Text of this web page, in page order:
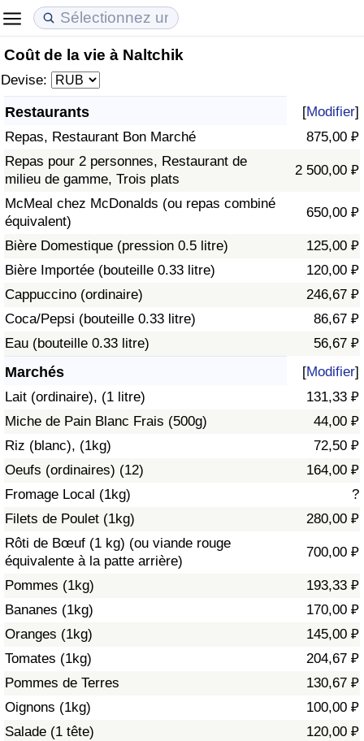
Coût de la vie à Naltchik
Devise:
Restaurants [Modifier]
Repas, Restaurant Bon Marché
875,00 ₽
Repas pour 2 personnes, Restaurant de
milieu de gamme, Trois plats
2 500,00 ₽
McMeal chez McDonalds (ou repas combiné
équivalent)
650,00 ₽
Bière Domestique (pression 0.5 litre)
125,00 ₽
Bière Importée (bouteille 0.33 litre)
120,00 ₽
Cappuccino (ordinaire)
246,67 ₽
Coca/Pepsi (bouteille 0.33 litre)
86,67 ₽
Eau (bouteille 0.33 litre)
56,67 ₽
Marchés [Modifier]
Lait (ordinaire), (1 litre)
131,33 ₽
Miche de Pain Blanc Frais (500g)
44,00 ₽
Riz (blanc), (1kg)
72,50 ₽
Oeufs (ordinaires) (12)
164,00 ₽
Fromage Local (1kg)
?
Filets de Poulet (1kg)
280,00 ₽
Rôti de Bœuf (1 kg) (ou viande rouge
équivalente à la patte arrière)
700,00 ₽
Pommes (1kg)
193,33 ₽
Bananes (1kg)
170,00 ₽
Oranges (1kg)
145,00 ₽
Tomates (1kg)
204,67 ₽
Pommes de Terres
130,67 ₽
Oignons (1kg)
100,00 ₽
Salade (1 tête)
120,00 ₽
Coût de la vie
Indice du Coût de la Vie
Indice du coût de la vie par pays
à Akaba
Prix de l'immobilier
Indice des Prix de l'immobilier
Indice des Prix de l'immobilier par Pays
Qualité de Vie
Indice de Qualité de Vie (Actuel)
Indice de qualité de vie par pays
Criminalité
Indice de Criminalité (Actuel)
Indice de Criminalité
Indice de criminalité par pays
Soins de santé
Indice des soins de santé (Actuel)
Indice des soins de santé
Indice des soins de santé par Pays
Pollution
Indice de pollution
Indice de Pollution par Pays
Trafic